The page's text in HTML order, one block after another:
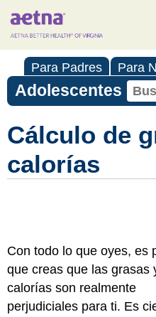
Para Padres Para
Adolescentes
Cálculo de
calorías
Con todo lo que oyes, es
que creas que las grasas
calorías son realmente
perjudiciales para ti. Es